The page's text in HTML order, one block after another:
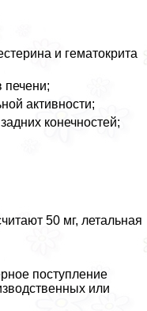
и гематокрита
печени;
активности;
конечностей;
50 мг, летальная
поступление
или